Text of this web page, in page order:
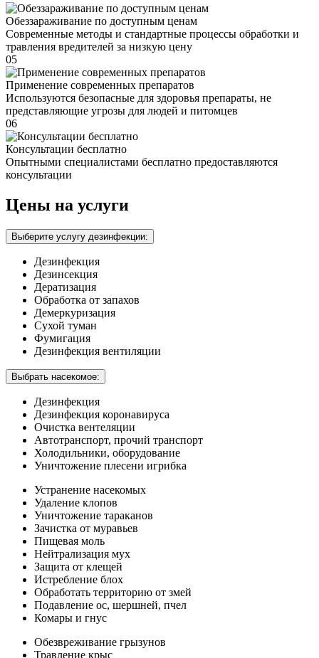
Обеззараживание по доступным ценам
Современные методы и стандартные процессы обработки и
травления вредителей за низкую цену
05
Применение современных препаратов
Используются безопасные для здоровья препараты, не
представляющие угрозы для людей и питомцев
06
Консультации бесплатно
Опытными специалистами бесплатно предоставляются
консультации
Цены на услуги
Выберите услугу дезинфекции:
Дезинфекция
Дезинсекция
Дератизация
Обработка от запахов
Демеркуризация
Сухой туман
Фумигация
Дезинфекция вентиляции
Выбрать насекомое:
Дезинфекция
Дезинфекция коронавируса
Очистка вентеляции
Автотранспорт, прочий транспорт
Холодильники, оборудование
Уничтожение плесени игрибка
Устранение насекомых
Удаление клопов
Уничтожение тараканов
Зачистка от муравьев
Пищевая моль
Нейтрализация мух
Защита от клещей
Истребление блох
Обработать территорию от змей
Подавление ос, шершней, пчел
Комары и гнус
Обезвреживание грызунов
Травление крыс